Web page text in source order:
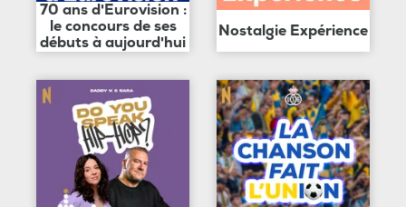
70 ans d'Eurovision :
le concours de ses
débuts à aujourd'hui
Nostalgie Expérience